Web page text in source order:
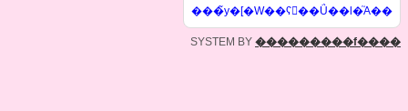
���̃y�[�W��ʕ񂷂��Ǘ��l�֘A��
SYSTEM BY ���������f����